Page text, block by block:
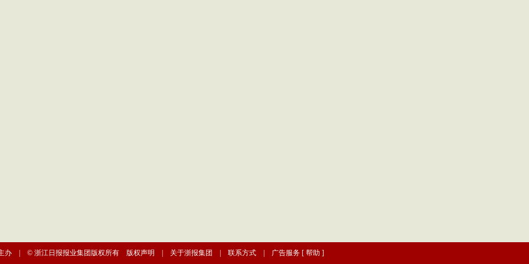
办 | © 浙江日报报业集团版权所有 版权声明 关于浙报集团 联系方式| 广告服务[ 帮助 ]